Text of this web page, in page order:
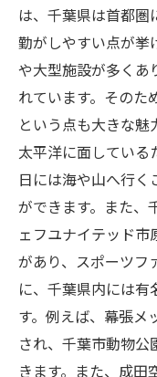
は、千葉県は首都圏
勤がしやすい点が挙
や大型施設が多くあ
れています。そのた
という点も大きな魅
太平洋に面している
日には海や山へ行く
ができます。また、
ェフユナイテッド
があり、スポーツフ
に、千葉県内には有
す。例えば、幕張メ
され、千葉市動物
きます。また、成田